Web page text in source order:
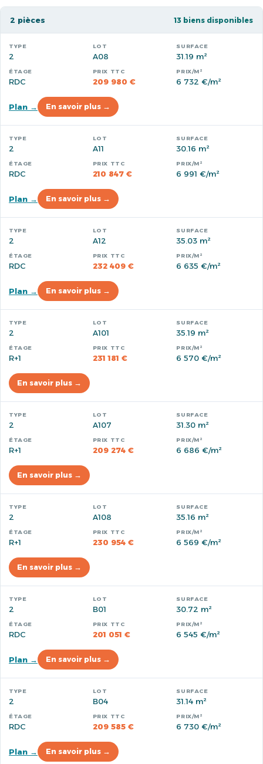
2 pièces 13 biens disponibles
2 A08 31.19 m²
RDC 209 980 € 6 732 €/m²
Plan → En savoir plus →
2 A11 30.16 m²
RDC 210 847 € 6 991 €/m²
Plan → En savoir plus →
2 A12 35.03 m²
RDC 232 409 € 6 635 €/m²
Plan → En savoir plus →
2 A101 35.19 m²
R+1 231 181 € 6 570 €/m²
En savoir plus →
2 A107 31.30 m²
R+1 209 274 € 6 686 €/m²
En savoir plus →
2 A108 35.16 m²
R+1 230 954 € 6 569 €/m²
En savoir plus →
2 B01 30.72 m²
RDC 201 051 € 6 545 €/m²
Plan → En savoir plus →
2 B04 31.14 m²
RDC 209 585 € 6 730 €/m²
Plan → En savoir plus →